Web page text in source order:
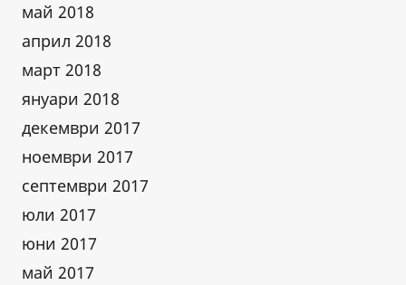
май 2018
април 2018
март 2018
януари 2018
декември 2017
ноември 2017
септември 2017
юли 2017
юни 2017
май 2017